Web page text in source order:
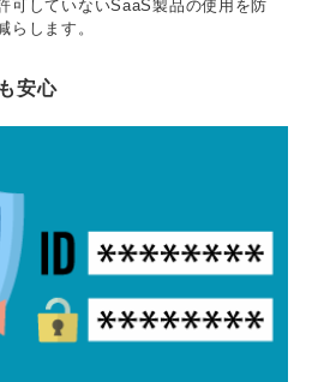
可していないSaaS製品の使用を防
らします。
安心